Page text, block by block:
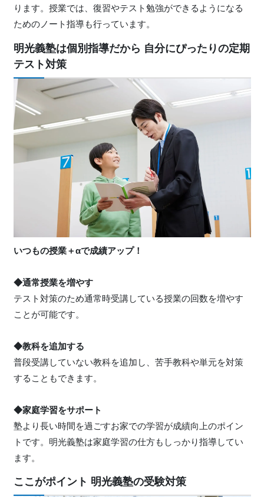
ります。授業では、復習やテスト勉強ができるようになる
ためのノート指導も行っています。
明光義塾は個別指導だから 自分にぴったりの定期
テスト対策
いつもの授業＋αで成績アップ！
◆通常授業を増やす
テスト対策のため通常時受講している授業の回数を増やす
ことが可能です。
◆教科を追加する
普段受講していない教科を追加し、苦手教科や単元を対策
することもできます。
◆家庭学習をサポート
塾より長い時間を過ごすお家での学習が成績向上のポイン
トです。明光義塾は家庭学習の仕方もしっかり指導してい
ます。
ここがポイント 明光義塾の受験対策